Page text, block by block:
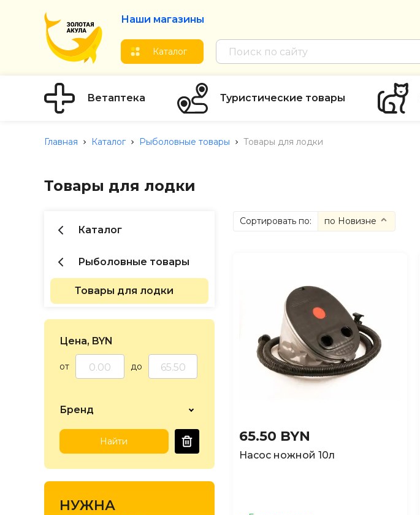
Наши магазины
Каталог
Ветаптека Туристические товары
Главная Каталог Рыболовные товары Товары для лодки
Товары для лодки
Каталог
Рыболовные товары
Товары для лодки
Цена, BYN
от до
Бренд
Найти
НУЖНА
Сортировать по:
по Новизне
по Новизне (сначала старые)
по Наличию (доступные)
65.50 BYN
Насос ножной 10л